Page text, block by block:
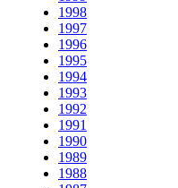
1998
1997
1996
1995
1994
1993
1992
1991
1990
1989
1988